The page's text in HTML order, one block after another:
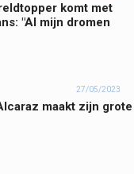
komt met
"Al mijn dromen
27/05/2023
maakt zijn grote